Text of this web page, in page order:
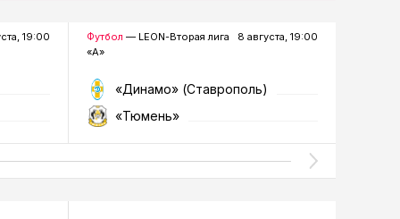
19:00 Футбол — LEON-Вторая лига
«А»
8 августа, 19:00
«Динамо» (Ставрополь)
«Тюмень»